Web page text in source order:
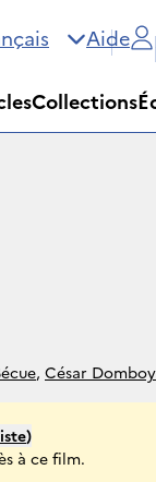
Aide
Collections
, César Domboy
)
à ce film.